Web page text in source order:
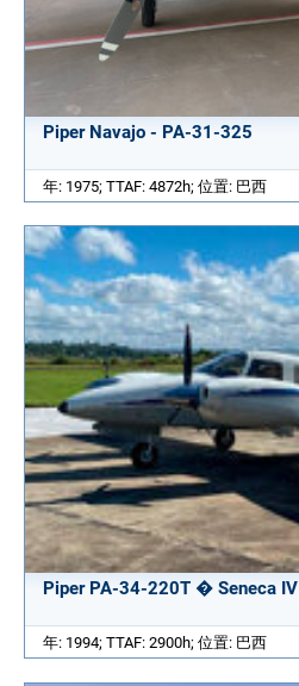
Piper Navajo - PA-31-325
年: 1975; TTAF: 4872h; 位置: 巴西
Piper PA-34-220T � Seneca IV
年: 1994; TTAF: 2900h; 位置: 巴西